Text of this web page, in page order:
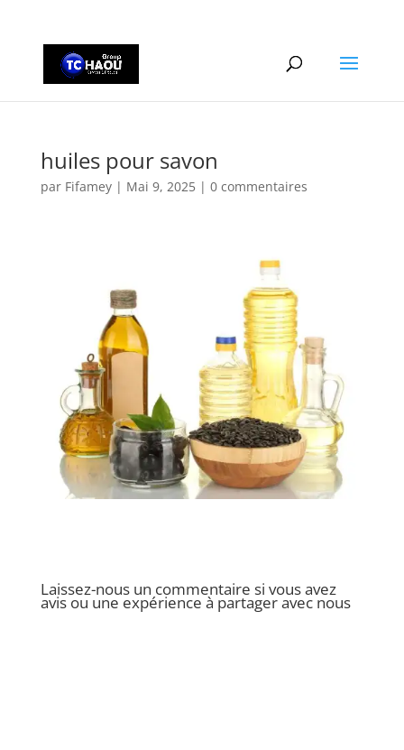
huiles pour savon
par Fifamey| Mai 9, 2025| 0 commentaires
Laissez-nous un commentaire si vous avez
avis ou une expérience à partager avec nous